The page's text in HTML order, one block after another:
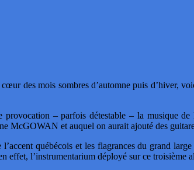
des mois sombres d’automne puis d’hiver,
provocation – parfois détestable – la musique
McGOWAN et auquel on aurait ajouté des
québécois et les flagrances du grand
effet, l’instrumentarium déployé sur ce troisième